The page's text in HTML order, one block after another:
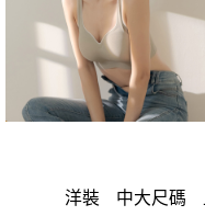
洋裝 中大尺碼